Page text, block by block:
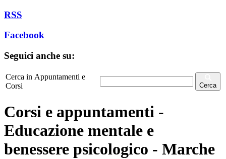
RSS
Facebook
Seguici anche su:
Cerca in Appuntamenti e
Corsi
Cerca
Corsi e appuntamenti -
Educazione mentale e
benessere psicologico - Marche